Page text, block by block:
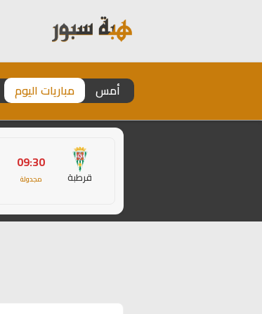
أمس مباريات اليوم
قرطبة
09:30
مجدولة